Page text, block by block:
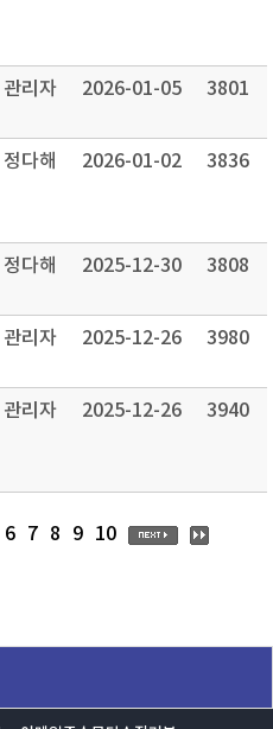
관리자 2026-01-05 3801
정다해 2026-01-02 3836
정다해 2025-12-30 3808
관리자 2025-12-26 3980
관리자 2025-12-26 3940
6 7 8 9
10